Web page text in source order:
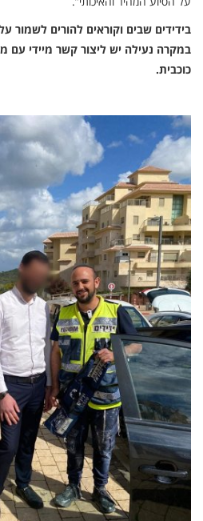
בידידים שבים וקוראים להורים
כוכבית.